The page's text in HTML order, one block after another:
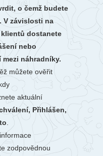
o čemž budete
V závislosti na
dostanete
nebo
mezi náhradníky.
můžete ověřit
aktuální
Přihlášen,
zodpovědnou